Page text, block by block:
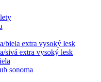
biela extra vysoký lesk
sivá extra vysoký lesk
sonoma